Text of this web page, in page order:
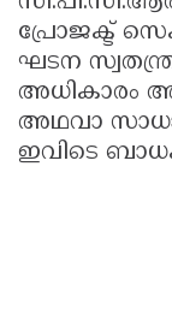
പ്രോജക്ട്
ഘടന
അധികാരം
അഥവാ
ഇവിടെ